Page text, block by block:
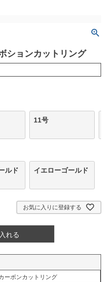
ションカットリング
11号
ルド イエローゴールド
お気に入りに登録する
れる
ーボンカットリング